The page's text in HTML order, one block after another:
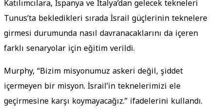
Katılımcılara, İspanya ve İtalya’dan gelecek tekneleri
Tunus’ta bekledikleri sırada İsrail güçlerinin teknelere
girmesi durumunda nasıl davranacaklarını da içeren
farklı senaryolar için eğitim verildi.
Murphy, “Bizim misyonumuz askeri değil, şiddet
içermeyen bir misyon. İsrail’in teknelerimizi ele
geçirmesine karşı koymayacağız.” ifadelerini kullandı.